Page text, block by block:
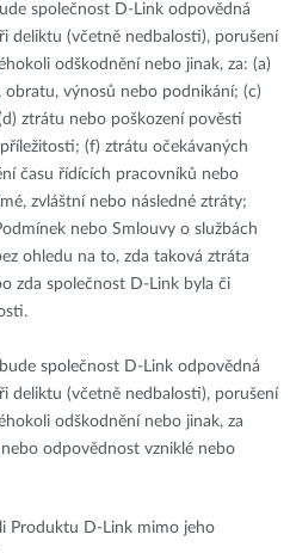
společnost D-Link odpovědná
deliktu (včetně nedbalosti), porušení
odškodnění nebo jinak, za: (a)
výnosů nebo podnikání; (c)
ztrátu nebo poškození pověsti
(f) ztrátu očekávaných
času řídících pracovníků nebo
zvláštní nebo následné ztráty;
nebo Smlouvy o službách
ohledu na to, zda taková ztráta
zda společnost D-Link byla či
společnost D-Link odpovědná
deliktu (včetně nedbalosti), porušení
odškodnění nebo jinak, za
odpovědnost vzniklé nebo
Produktu D-Link mimo jeho